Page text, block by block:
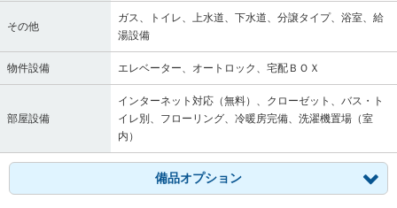
その他
ガス、トイレ、上水道、下水道、分譲タイプ、浴室、給
湯設備
物件設備 エレベーター、オートロック、宅配ＢＯＸ
部屋設備
インターネット対応（無料）、クローゼット、バス・ト
イレ別、フローリング、冷暖房完備、洗濯機置場（室
内）
備品オプション